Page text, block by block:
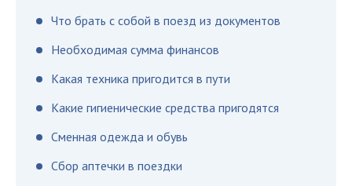
Что брать с собой в поезд из документов
Необходимая сумма финансов
Какая техника пригодится в пути
Какие гигиенические средства пригодятся
Сменная одежда и обувь
Сбор аптечки в поездки